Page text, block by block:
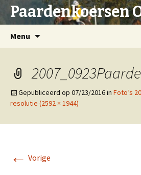
Paardenkoersen
Menu
Gepubliceerd op 07/23/2016in Foto’s
resolutie (2592 × 1944)
← Vorige